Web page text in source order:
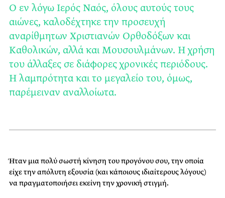
Ο εν λόγω Ιερός Ναός, όλους αυτούς τους
αιώνες, καλοδέχτηκε την προσευχή
αναρίθμητων Χριστιανών Ορθοδόξων και
Καθολικών, αλλά και Μουσουλμάνων. Η χρήση
του άλλαξες σε διάφορες χρονικές περιόδους.
Η λαμπρότητα και το μεγαλείο του, όμως,
παρέμειναν αναλλοίωτα.
Ήταν μια πολύ σωστή κίνηση του προγόνου σου, την οποία
είχε την απόλυτη εξουσία (και κάποιους ιδιαίτερους λόγους)
να πραγματοποιήσει εκείνη την χρονική στιγμή.